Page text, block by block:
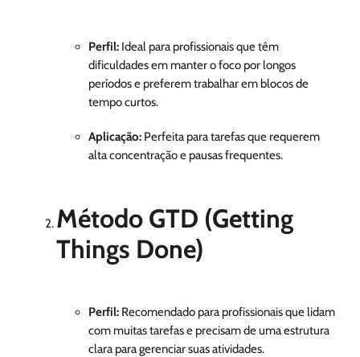
Perfil: Ideal para profissionais que têm
dificuldades em manter o foco por longos
períodos e preferem trabalhar em blocos de
tempo curtos.
Aplicação: Perfeita para tarefas que requerem
alta concentração e pausas frequentes.
Método GTD (Getting
Things Done)
Perfil: Recomendado para profissionais que lidam
com muitas tarefas e precisam de uma estrutura
clara para gerenciar suas atividades.